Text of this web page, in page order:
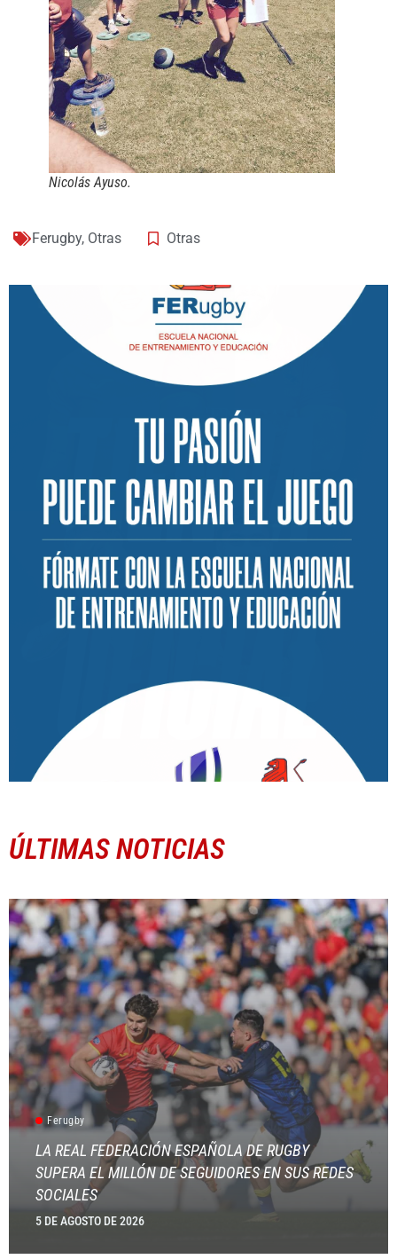
Nicolás Ayuso.
Ferugby, Otras Otras
ÚLTIMAS NOTICIAS
Ferugby
LA REAL FEDERACIÓN ESPAÑOLA DE RUGBY
SUPERA EL MILLÓN DE SEGUIDORES EN SUS REDES
SOCIALES
5 DE AGOSTO DE 2026